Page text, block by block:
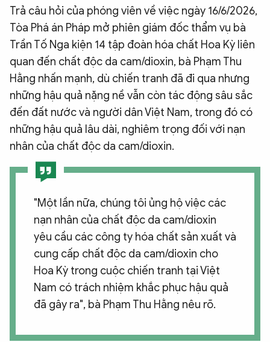
Trả câu hỏi của phóng viên về việc ngày 16/6/2026,
Tòa Phá án Pháp mở phiên giám đốc thẩm vụ bà
Trần Tố Nga kiện 14 tập đoàn hóa chất Hoa Kỳ liên
quan đến chất độc da cam/dioxin, bà Phạm Thu
Hằng nhấn mạnh, dù chiến tranh đã đi qua nhưng
những hậu quả nặng nề vẫn còn tác động sâu sắc
đến đất nước và người dân Việt Nam, trong đó có
những hậu quả lâu dài, nghiêm trọng đối với nạn
nhân của chất độc da cam/dioxin.
"Một lần nữa, chúng tôi ủng hộ việc các
nạn nhân của chất độc da cam/dioxin
yêu cầu các công ty hóa chất sản xuất và
cung cấp chất độc da cam/dioxin cho
Hoa Kỳ trong cuộc chiến tranh tại Việt
Nam có trách nhiệm khắc phục hậu quả
đã gây ra", bà Phạm Thu Hằng nêu rõ.